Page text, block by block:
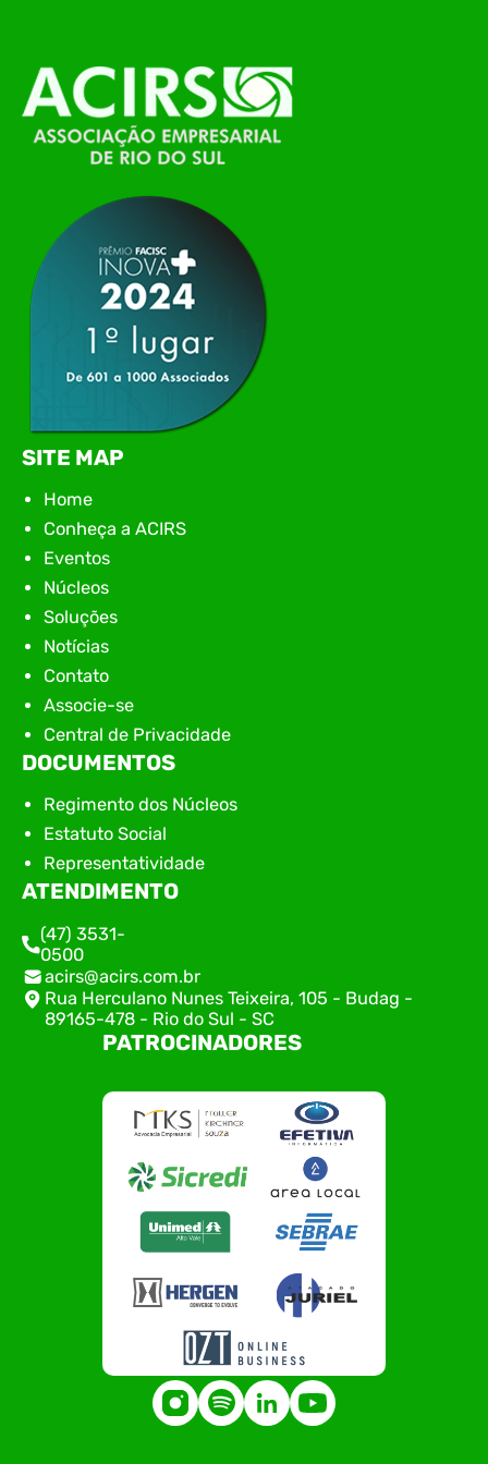
O Polo ACATE-ACIRS, por meio do NIAVI – Núcleo
de Tecnologia da Informação do Alto Vale do
Itajaí, realizou, no dia 21 de julho, o evento
Conexão Tech NIAVI, reunindo empresas de
tecnologia da região para uma noite de
apresentação de novas iniciativas para o setor. O
encontro aconteceu em Rio…
SITE MAP
Home
Conheça a ACIRS
Eventos
Núcleos
Soluções
Notícias
Contato
Associe-se
Central de Privacidade
DOCUMENTOS
Regimento dos Núcleos
Estatuto Social
Representatividade
ATENDIMENTO
(47) 3531-
0500
acirs@acirs.com.br
Rua Herculano Nunes Teixeira, 105 - Budag -
89165-478 - Rio do Sul - SC
PATROCINADORES